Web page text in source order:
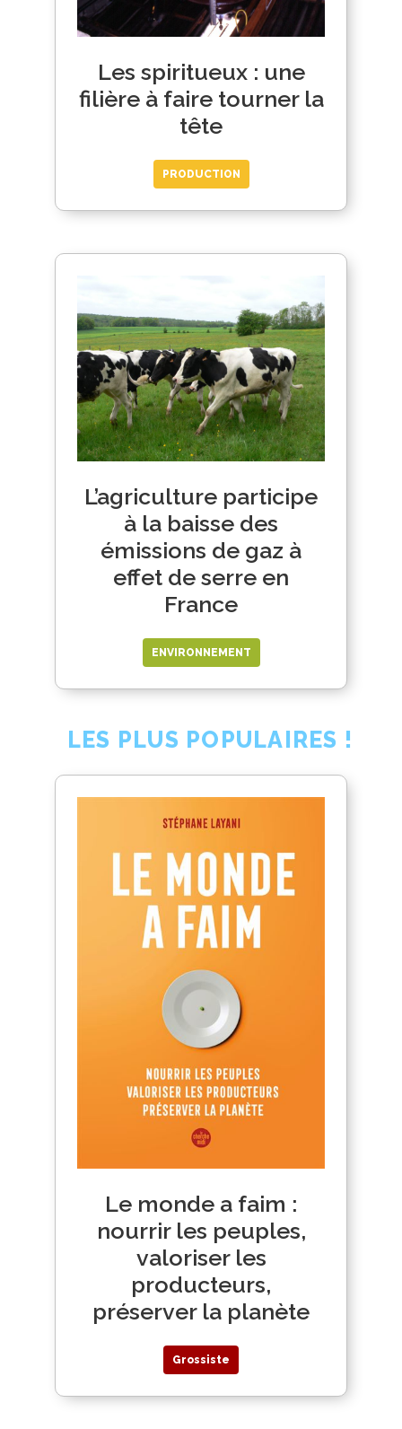
Les spiritueux : une
filière à faire tourner la
tête
PRODUCTION
L’agriculture participe
à la baisse des
émissions de gaz à
effet de serre en
France
ENVIRONNEMENT
LES PLUS POPULAIRES !
Le monde a faim :
nourrir les peuples,
valoriser les
producteurs,
préserver la planète
Grossiste